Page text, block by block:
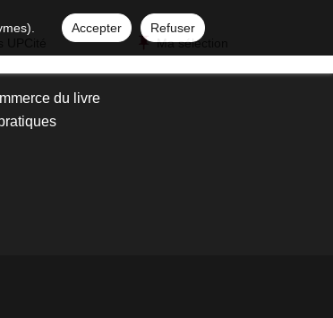
Accepter
Refuser
Ma sélection
du livre